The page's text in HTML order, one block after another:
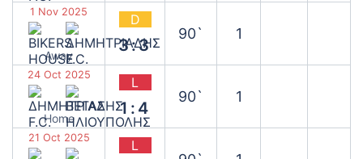
1 Nov 2025
Away
D
3:3
90` 1
24 Oct 2025
Home
L
1:4
90` 1
21 Oct 2025 L